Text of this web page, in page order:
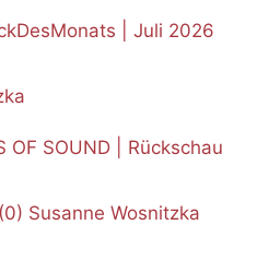
| Juli 2026
OF SOUND | Rückschau
(0) Susanne Wosnitzka